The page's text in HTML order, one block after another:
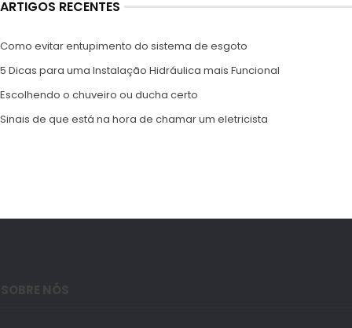
ARTIGOS RECENTES
Como evitar entupimento do sistema de esgoto
5 Dicas para uma Instalação Hidráulica mais Funcional
Escolhendo o chuveiro ou ducha certo
Sinais de que está na hora de chamar um eletricista